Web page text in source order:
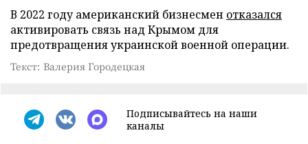
В 2022 году американский бизнесмен отказался
активировать связь над Крымом для
предотвращения украинской военной операции.
Текст: Валерия Городецкая
Подписывайтесь на наши
каналы